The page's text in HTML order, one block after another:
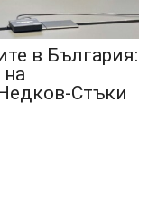
в България:
на
Стъки